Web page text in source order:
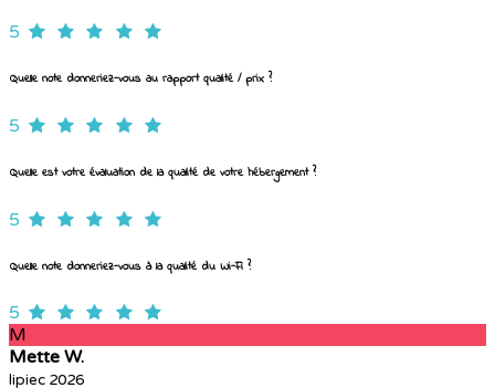
5
Quelle note donneriez-vous au rapport qualité / prix ?
5
Quelle est votre évaluation de la qualité de votre hébergement ?
5
Quelle note donneriez-vous à la qualité du Wi-Fi ?
5
M
Mette W.
lipiec 2026